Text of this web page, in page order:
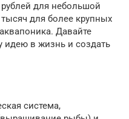
для небольшой
для более крупных
Давайте
идею в жизнь и создать
система,